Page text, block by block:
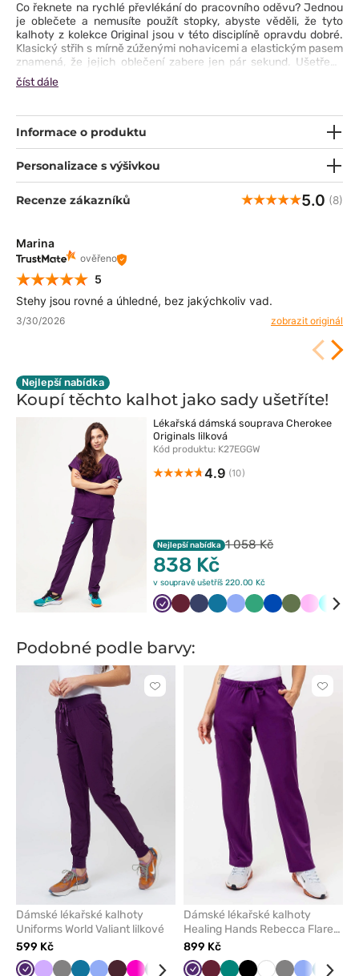
Co řeknete na rychlé převlékání do pracovního oděvu? Jednou
je oblečete a nemusíte použít stopky, abyste věděli, že tyto
kalhoty z kolekce Original jsou v této disciplíně opravdu dobré.
Klasický střih s mírně zúženými nohavicemi a elastickým pasem
znamená, že jejich oblečení zabere jen pár sekund. Ušetřený
čas můžete věnovat testování dalších předností tohoto modelu
- materiál šetrný k pokožce, snadná údržba (praní i na 70°C), dvě
kalhoty doprovází. Vás mohou také skvěle doprovázet.
číst dále
Informace o produktu
Personalizace s výšivkou
Recenze zákazníků 5.0 (8)
Marina
ověřeno
5
Stehy jsou rovné a úhledné, bez jakýchkoliv vad.
3/30/2026 zobrazit originál
Nejlepší nabídka
Koupí těchto kalhot jako sady ušetříte!
Lékařská dámská souprava Cherokee
Originals lilková
Kód produktu: K27EGGW
4.9 (10)
Nejlepší nabídka 1 058 Kč
838 Kč
v soupravě ušetříš 220.00 Kč
Bakłażanowy
Wiśniowy
CiemnyKaraibskiKlasyczny
JasnyKrólewski
Oliwkowy
Różowy
Podobné podle barvy:
Kliknutím
odeberete
Dámské lékařské kalhoty
Uniforms World Valiant lilkové
599 Kč
Dámské lékařské kalhoty
Healing Hands Rebecca Flare
lilkové
899 Kč